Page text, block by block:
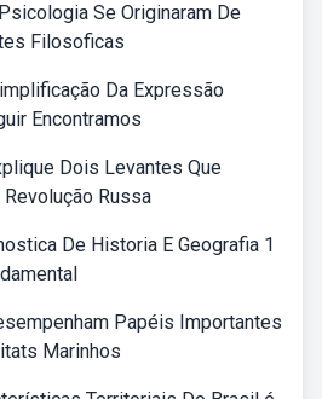
Se Originaram De
Filosoficas
Da Expressão
Encontramos
Dois Levantes Que
Russa
De Historia E Geografia 1
Papéis Importantes
Marinhos